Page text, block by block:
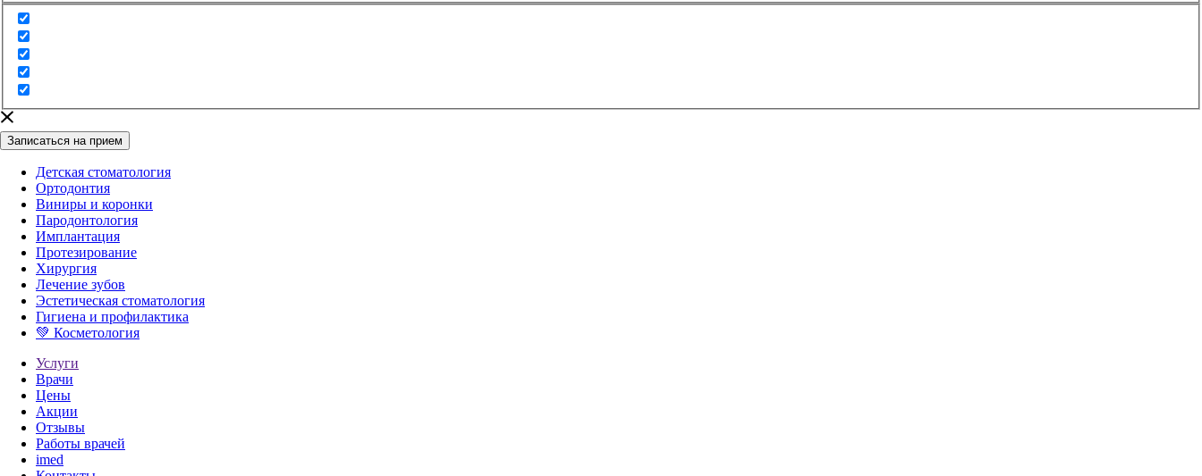
Записаться на прием
Детская стоматология
Ортодонтия
Виниры и коронки
Пародонтология
Имплантация
Протезирование
Хирургия
Лечение зубов
Эстетическая стоматология
Гигиена и профилактика
💚 Косметология
Услуги
Врачи
Цены
Акции
Отзывы
Работы врачей
imed